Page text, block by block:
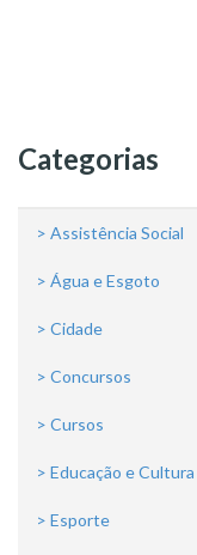
Categorias
> Assistência Social
> Água e Esgoto
> Cidade
> Concursos
> Cursos
> Educação e Cultura
> Esporte